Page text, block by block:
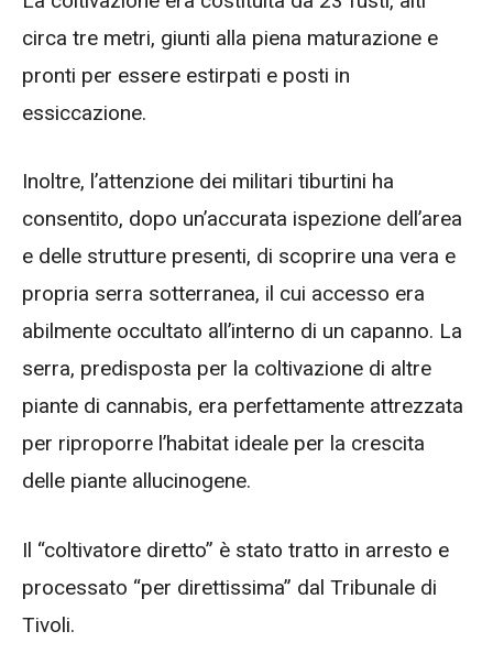
circa tre metri, giunti alla piena maturazione e
pronti per essere estirpati e posti in
essiccazione.
Inoltre, l’attenzione dei militari tiburtini ha
consentito, dopo un’accurata ispezione dell’area
e delle strutture presenti, di scoprire una vera e
propria serra sotterranea, il cui accesso era
abilmente occultato all’interno di un capanno. La
serra, predisposta per la coltivazione di altre
piante di cannabis, era perfettamente attrezzata
per riproporre l’habitat ideale per la crescita
delle piante allucinogene.
Il “coltivatore diretto” è stato tratto in arresto e
processato “per direttissima” dal Tribunale di
Tivoli.